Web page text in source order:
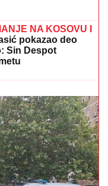
POKAZALA LICE
zumira svaki
"Tretman mi je